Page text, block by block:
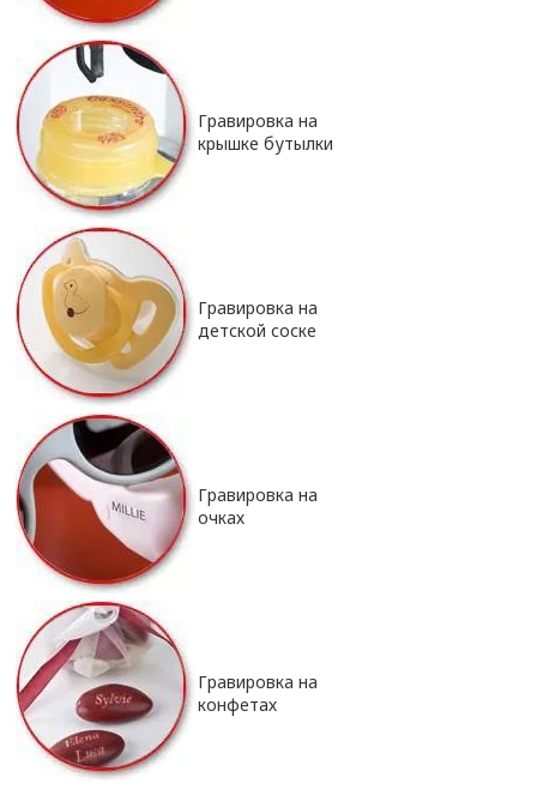
Гравировка на
крышке бутылки
Гравировка на
детской соске
Гравировка на
очках
Гравировка на
конфетах